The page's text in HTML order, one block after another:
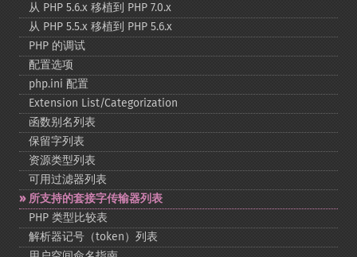
从 PHP 5.6.x 移植到 PHP 7.0.x
从 PHP 5.5.x 移植到 PHP 5.6.x
PHP 的调试
配置选项
php.ini 配置
Extension List/Categorization
函数别名列表
保留字列表
资源类型列表
可用过滤器列表
所支持的套接字传输器列表
PHP 类型比较表
解析器记号（token）列表